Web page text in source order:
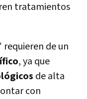
tratamientos
de un
, ya que
de alta
con